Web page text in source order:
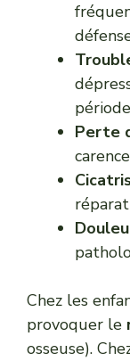
Perte
Chez les
provoquer le
osseuse).